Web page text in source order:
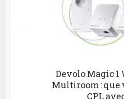
Devolo Magic
Multiroom : que
CPL